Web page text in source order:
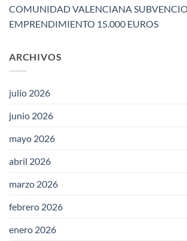
COMUNIDAD VALENCIANA
EMPRENDIMIENTO 15.000 EUROS
ARCHIVOS
julio 2026
junio 2026
mayo 2026
abril 2026
marzo 2026
febrero 2026
enero 2026